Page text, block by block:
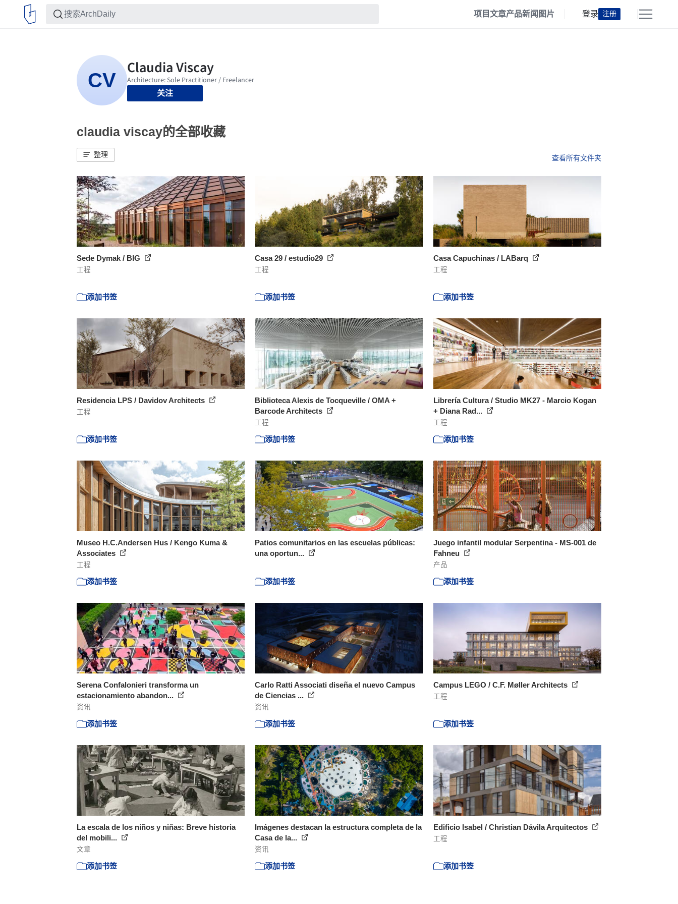
项目文章产品新闻 图片 登录 注册
关注
claudia viscay的全部收藏
整理 查看所有文件夹
Sede Dymak / BIG
工程
添加书签
Casa 29 / estudio29
工程
添加书签
Casa Capuchinas / LABarq
工程
添加书签
Residencia LPS / Davidov Architects
工程
添加书签
Biblioteca Alexis de Tocqueville / OMA +
Barcode Architects
工程
添加书签
Librería Cultura / Studio MK27 - Marcio Kogan
+ Diana Rad...
工程
添加书签
Museo H.C.Andersen Hus / Kengo Kuma &
Associates
工程
添加书签
Patios comunitarios en las escuelas públicas:
una oportun...
添加书签
Juego infantil modular Serpentina - MS-001 de
Fahneu
产品
添加书签
Serena Confalonieri transforma un
estacionamiento abandon...
资讯
添加书签
Carlo Ratti Associati diseña el nuevo Campus
de Ciencias ...
资讯
添加书签
Campus LEGO / C.F. Møller Architects
工程
添加书签
La escala de los niños y niñas: Breve historia
del mobili...
文章
添加书签
Imágenes destacan la estructura completa de la
Casa de la...
资讯
添加书签
Edificio Isabel / Christian Dávila Arquitectos
工程
添加书签